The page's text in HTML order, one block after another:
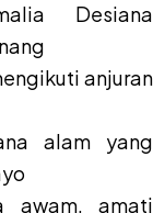
Desiana
anjuran
alam yang
awam, amati